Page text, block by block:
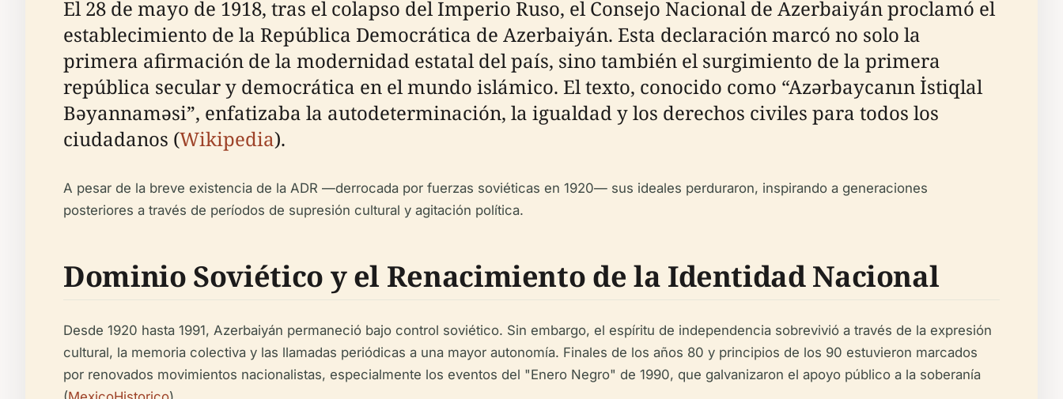
El 28 de mayo de 1918, tras el colapso del Imperio Ruso, el Consejo Nacional de Azerbaiyán proclamó el
establecimiento de la República Democrática de Azerbaiyán. Esta declaración marcó no solo la
primera afirmación de la modernidad estatal del país, sino también el surgimiento de la primera
república secular y democrática en el mundo islámico. El texto, conocido como “Azərbaycanın İstiqlal
Bəyannaməsi”, enfatizaba la autodeterminación, la igualdad y los derechos civiles para todos los
ciudadanos (Wikipedia).
A pesar de la breve existencia de la ADR —derrocada por fuerzas soviéticas en 1920— sus ideales perduraron, inspirando a generaciones
posteriores a través de períodos de supresión cultural y agitación política.
Dominio Soviético y el Renacimiento de la Identidad Nacional
Desde 1920 hasta 1991, Azerbaiyán permaneció bajo control soviético. Sin embargo, el espíritu de independencia sobrevivió a través de la expresión
cultural, la memoria colectiva y las llamadas periódicas a una mayor autonomía. Finales de los años 80 y principios de los 90 estuvieron marcados
por renovados movimientos nacionalistas, especialmente los eventos del "Enero Negro" de 1990, que galvanizaron el apoyo público a la soberanía